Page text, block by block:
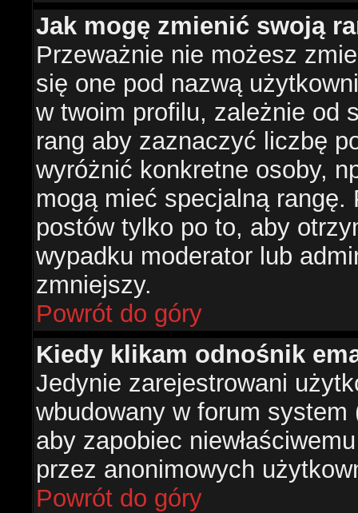
Jak mogę zmienić swoją
Przeważnie nie możesz
się one pod nazwą
w twoim profilu, zależnie od
rang aby zaznaczyć liczbę
wyróżnić konkretne osoby,
mogą mieć specjalną
postów tylko po to, aby
wypadku moderator lub
zmniejszy.
Powrót do góry
Kiedy klikam odnośnik
Jedynie zarejestrowani
wbudowany w forum system
aby zapobiec
przez anonimowych
Powrót do góry